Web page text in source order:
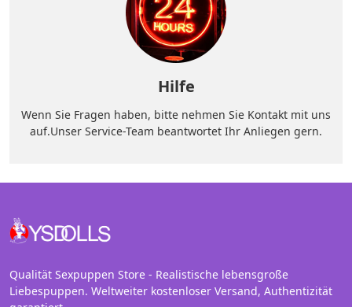
Hilfe
Wenn Sie Fragen haben, bitte nehmen Sie Kontakt mit uns
auf.Unser Service-Team beantwortet Ihr Anliegen gern.
Qualität Sexpuppen Store - Realistische lebensgroße
Liebespuppen. Weltweiter kostenloser Versand, Authentizität